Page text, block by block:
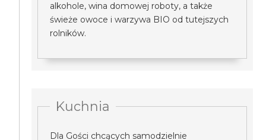
alkohole, wina domowej roboty, a także
świeże owoce i warzywa BIO od tutejszych
rolników.
Kuchnia
Dla Gości chcących samodzielnie